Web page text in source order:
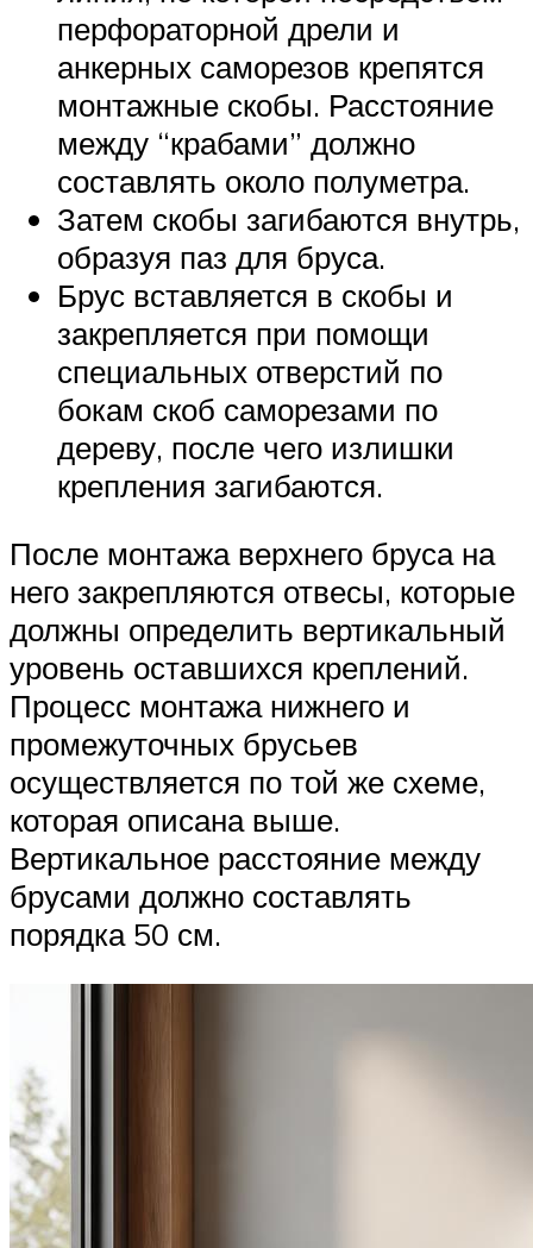
перфораторной дрели и
анкерных саморезов крепятся
монтажные скобы. Расстояние
между “крабами” должно
составлять около полуметра.
Затем скобы загибаются внутрь,
образуя паз для бруса.
Брус вставляется в скобы и
закрепляется при помощи
специальных отверстий по
бокам скоб саморезами по
дереву, после чего излишки
крепления загибаются.
После монтажа верхнего бруса на
него закрепляются отвесы, которые
должны определить вертикальный
уровень оставшихся креплений.
Процесс монтажа нижнего и
промежуточных брусьев
осуществляется по той же схеме,
которая описана выше.
Вертикальное расстояние между
брусами должно составлять
порядка 50 см.